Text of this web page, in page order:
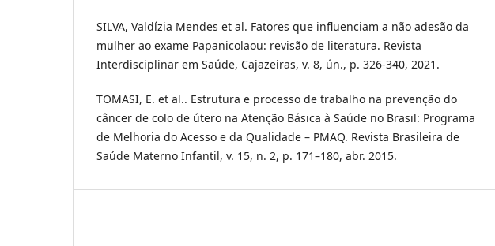
SILVA, Valdízia Mendes et al. Fatores que influenciam a não adesão da
mulher ao exame Papanicolaou: revisão de literatura. Revista
Interdisciplinar em Saúde, Cajazeiras, v. 8, ún., p. 326-340, 2021.
TOMASI, E. et al.. Estrutura e processo de trabalho na prevenção do
câncer de colo de útero na Atenção Básica à Saúde no Brasil: Programa
de Melhoria do Acesso e da Qualidade – PMAQ. Revista Brasileira de
Saúde Materno Infantil, v. 15, n. 2, p. 171–180, abr. 2015.